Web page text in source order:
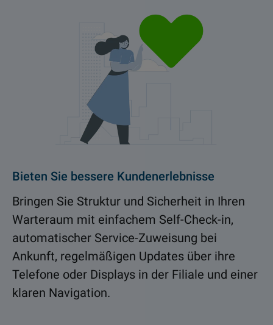
Bieten Sie bessere Kundenerlebnisse
Bringen Sie Struktur und Sicherheit in Ihren
Warteraum mit einfachem Self-Check-in,
automatischer Service-Zuweisung bei
Ankunft, regelmäßigen Updates über ihre
Telefone oder Displays in der Filiale und einer
klaren Navigation.